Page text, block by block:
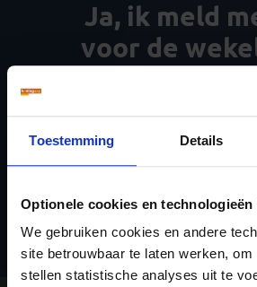
Toestemming Details
Optionele cookies en technologieën
We gebruiken cookies en andere
site betrouwbaar te laten werken,
stellen statistische analyses uit te
Ja, ik meld
voor de
Inschrijven